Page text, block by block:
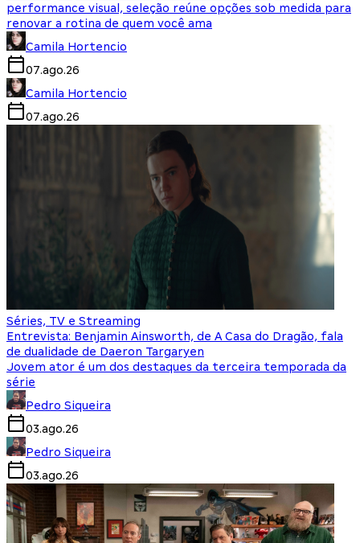
performance visual, seleção reúne opções sob medida para
renovar a rotina de quem você ama
Camila Hortencio
07.ago.26
Camila Hortencio
07.ago.26
Séries, TV e Streaming
Entrevista: Benjamin Ainsworth, de A Casa do Dragão, fala
de dualidade de Daeron Targaryen
Jovem ator é um dos destaques da terceira temporada da
série
Pedro Siqueira
03.ago.26
Pedro Siqueira
03.ago.26